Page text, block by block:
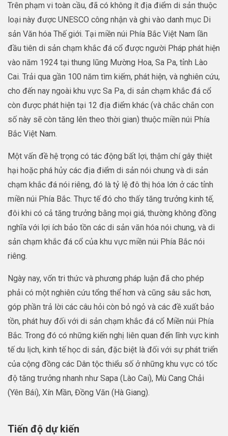
Trên phạm vi toàn cầu, đã có không ít địa điểm di sản thuộc
loại này được UNESCO công nhận và ghi vào danh mục Di
sản Văn hóa Thế giới. Tại miền núi Phía Bắc Việt Nam lần
đầu tiên di sản chạm khắc đá cổ được người Pháp phát hiện
vào năm 1924 tại thung lũng Mường Hoa, Sa Pa, tỉnh Lào
Cai. Trải qua gần 100 năm tìm kiếm, phát hiện, và nghiên cứu,
cho đến nay ngoài khu vực Sa Pa, di sản chạm khắc đá cổ
còn được phát hiện tại 12 địa điểm khác (và chắc chắn con
số này sẽ còn tăng lên theo thời gian) thuộc miền núi Phía
Bắc Việt Nam.
Một vấn đề hệ trọng có tác động bất lợi, thậm chí gây thiệt
hại hoặc phá hủy các địa điểm di sản nói chung và di sản
chạm khắc đá nói riêng, đó là tỷ lệ đô thị hóa lớn ở các tỉnh
miền núi Phía Bắc. Thực tế đó cho thấy tăng trưởng kinh tế,
đôi khi có cả tăng trưởng bằng mọi giá, thường không đồng
nghĩa với lợi ích bảo tồn các di sản văn hóa nói chung, và di
sản chạm khắc đá cổ của khu vực miền núi Phía Bắc nói
riêng.
Ngày nay, vốn tri thức và phương pháp luận đã cho phép
phải có một nghiên cứu tổng thể hơn và cũng sâu sắc hơn,
góp phần trả lời các câu hỏi còn bỏ ngỏ và các đề xuất bảo
tồn, phát huy đối với di sản chạm khắc đá cổ Miền núi Phía
Bắc. Trong đó có những kiến nghị liên quan đến lĩnh vực kinh
tế du lịch, kinh tế học di sản, đặc biệt là đối với sự phát triển
của cộng đồng các Dân tộc thiểu số ở những khu vực có tốc
độ tăng trưởng nhanh như Sapa (Lào Cai), Mù Cang Chải
(Yên Bái), Xín Mần, Đồng Văn (Hà Giang).
Tiến độ dự kiến